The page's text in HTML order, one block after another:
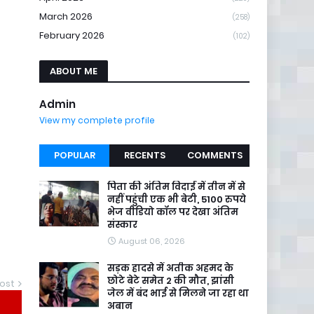
March 2026 (258)
February 2026 (102)
ABOUT ME
Admin
View my complete profile
POPULAR RECENTS COMMENTS
पिता की अंतिम विदाई में तीन में से
नहीं पहुंची एक भी बेटी, 5100 रुपये
भेज वीडियो कॉल पर देखा अंतिम
संस्कार
August 06, 2026
सड़क हादसे में अतीक अहमद के
छोटे बेटे समेत 2 की मौत, झांसी
जेल में बंद भाई से मिलने जा रहा था
अबान